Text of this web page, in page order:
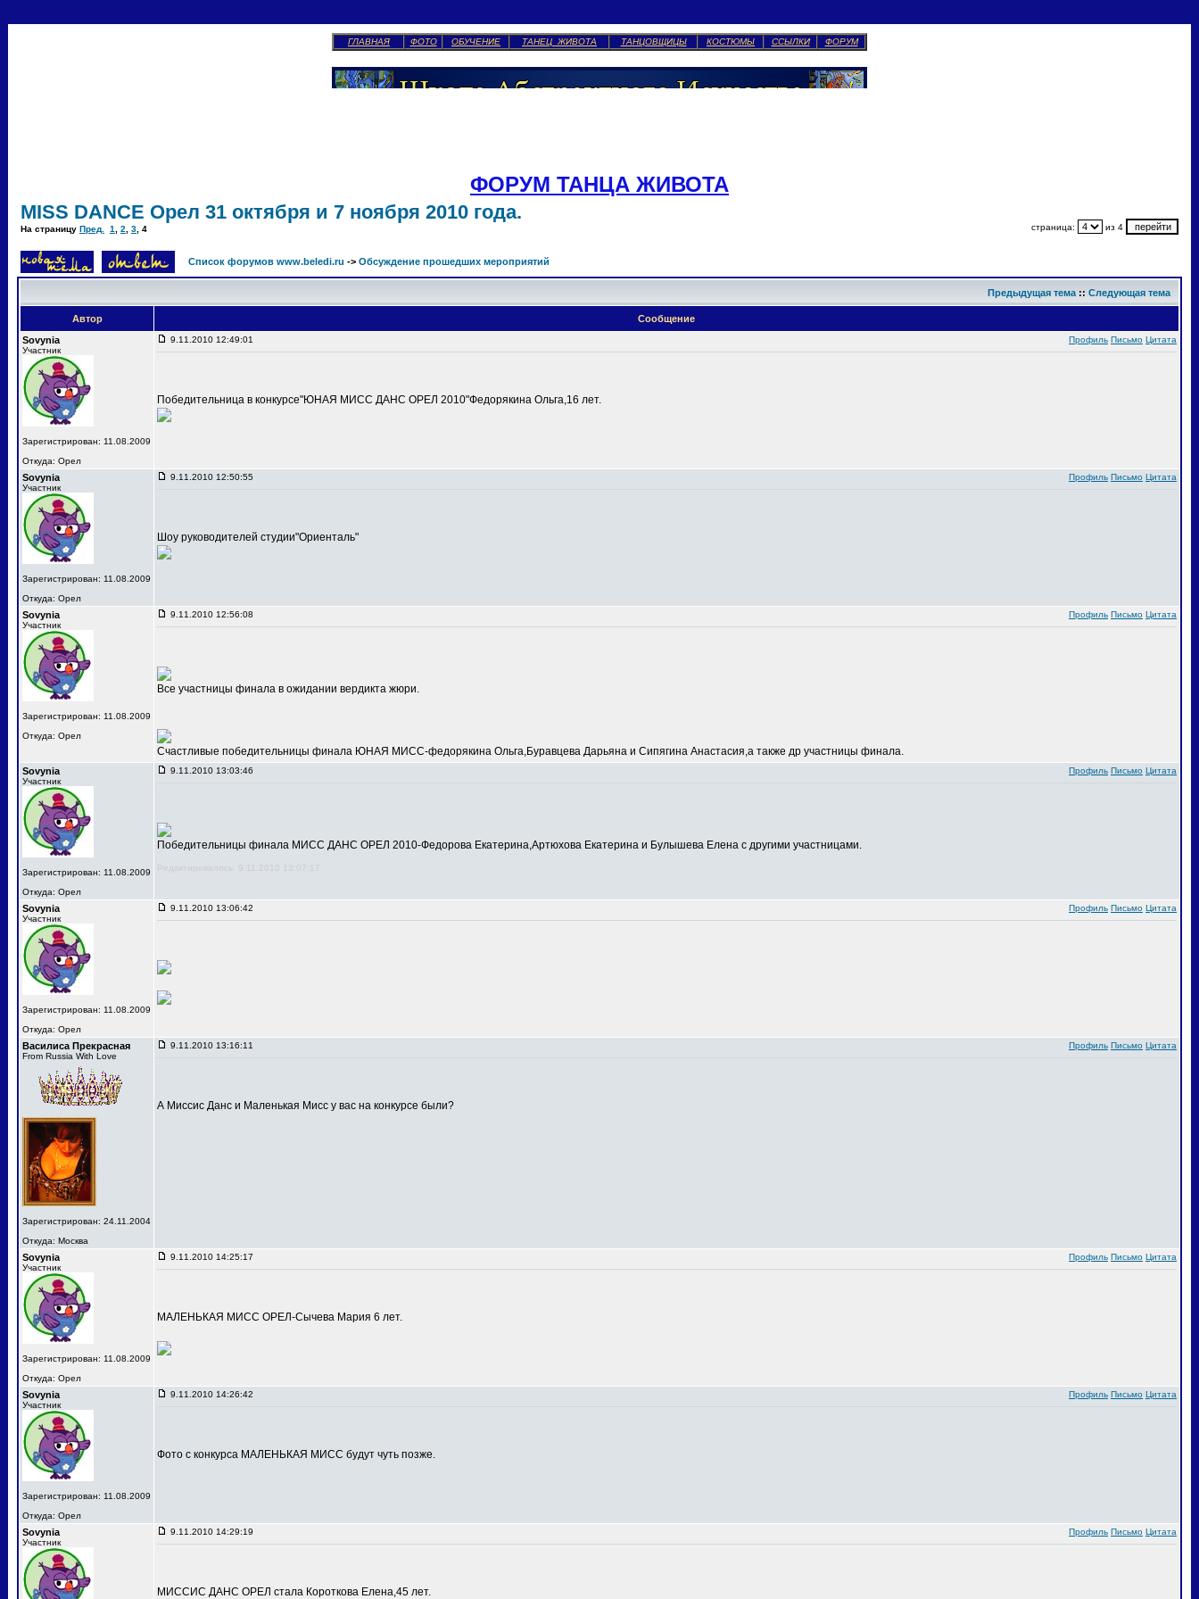
ГЛАВНАЯ ФОТО ОБУЧЕНИЕ ТАНЕЦ ЖИВОТА ТАНЦОВЩИЦЫ КОСТЮМЫ ССЫЛКИ ФОРУМ
ФОРУМ ТАНЦА ЖИВОТА
MISS DANCE Орел 31 октября и 7 ноября 2010 года.
На страницу Пред. 1 2 3 4 страница: из 4
Список форумов www.beledi.ru -> Обсуждение прошедших мероприятий
Предыдущая тема :: Следующая тема
Автор
Сообщение
Sovynia
Участник
Зарегистрирован: 11.08.2009
Откуда: Орел
9.11.2010 12:49:01 Профиль Письмо Цитата
Победительница в конкурсе"ЮНАЯ МИСС ДАНС ОРЕЛ 2010"Федорякина Ольга,16 лет.
Sovynia
Участник
Зарегистрирован: 11.08.2009
Откуда: Орел
9.11.2010 12:50:55 Профиль Письмо Цитата
Шоу руководителей студии"Ориенталь"
Sovynia
Участник
Зарегистрирован: 11.08.2009
Откуда: Орел
9.11.2010 12:56:08 Профиль Письмо Цитата
Все участницы финала в ожидании вердикта жюри.
Счастливые победительницы финала ЮНАЯ МИСС-федорякина Ольга,Буравцева Дарьяна и Сипягина Анастасия,а также др участницы финала.
Sovynia
Участник
Зарегистрирован: 11.08.2009
Откуда: Орел
9.11.2010 13:03:46 Профиль Письмо Цитата
Победительницы финала МИСС ДАНС ОРЕЛ 2010-Федорова Екатерина,Артюхова Екатерина и Булышева Елена с другими участницами.
Редактировалось: 9.11.2010 13:07:17
Sovynia
Участник
Зарегистрирован: 11.08.2009
Откуда: Орел
9.11.2010 13:06:42 Профиль Письмо Цитата
Василиса Прекрасная
From Russia With Love
Зарегистрирован: 24.11.2004
Откуда: Москва
9.11.2010 13:16:11 Профиль Письмо Цитата
А Миссис Данс и Маленькая Мисс у вас на конкурсе были?
Sovynia
Участник
Зарегистрирован: 11.08.2009
Откуда: Орел
9.11.2010 14:25:17 Профиль Письмо Цитата
МАЛЕНЬКАЯ МИСС ОРЕЛ-Сычева Мария 6 лет.
Sovynia
Участник
Зарегистрирован: 11.08.2009
Откуда: Орел
9.11.2010 14:26:42 Профиль Письмо Цитата
Фото с конкурса МАЛЕНЬКАЯ МИСС будут чуть позже.
Sovynia
Участник
9.11.2010 14:29:19 Профиль Письмо Цитата
МИССИС ДАНС ОРЕЛ стала Короткова Елена,45 лет.